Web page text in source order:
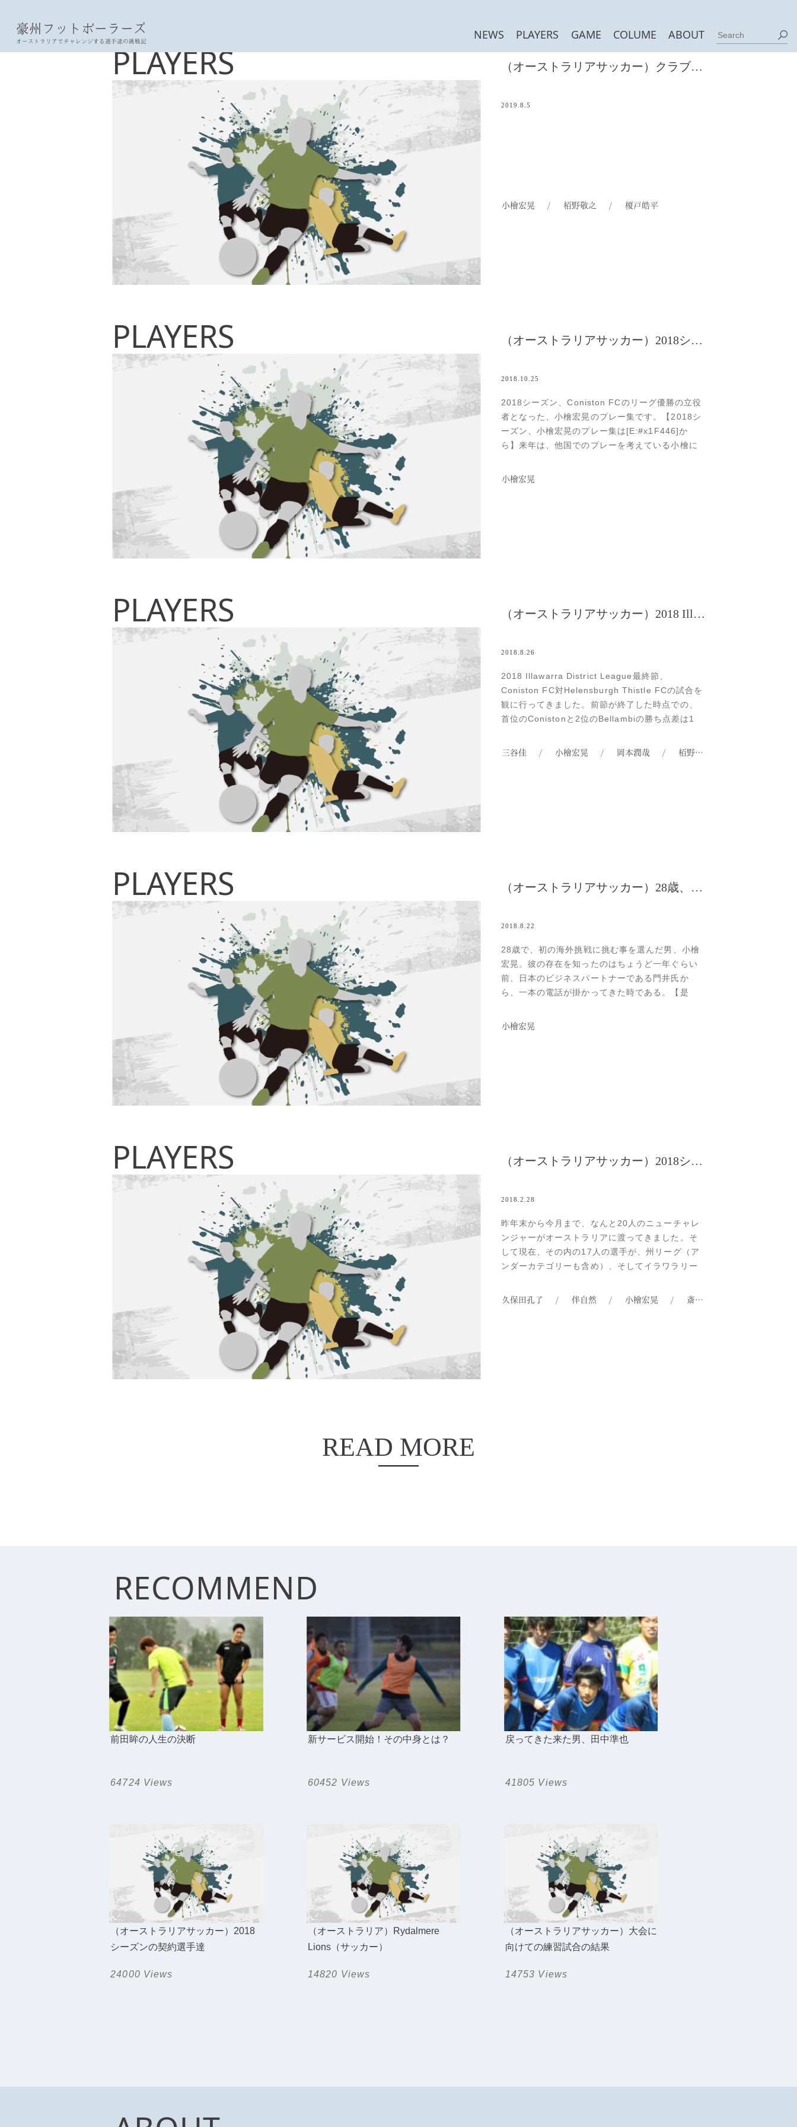
豪州フットボーラーズ
オーストラリアでチャレンジする選手達の挑戦記 NEWS PLAYERS GAME COLUME ABOUT
PLAYERS （オーストラリアサッカー）クラブを昇格に導いた二人の男たちの、新たな挑戦
2019.8.5
小檜宏晃 / 栢野敬之 / 榎戸皓平
PLAYERS （オーストラリアサッカー）2018シーズン、小檜宏晃プレー集
2018.10.25
2018シーズン、Coniston FCのリーグ優勝の立役
者となった、小檜宏晃のプレー集です。【2018シ
ーズン、小檜宏晃のプレー集は[E:#x1F446]か
ら】来年は、他国でのプレーを考えている小檜に
ソリューションズ】では、オーストラリアでのサ
小檜宏晃
PLAYERS （オーストラリアサッカー）2018 Illawarra District League最終節
2018.8.26
2018 Illawarra District League最終節、
Coniston FC対Helensburgh Thistle FCの試合を
観に行ってきました。前節が終了した時点での、
首位のConistonと2位のBellambiの勝ち点差は1
格、引き分け以下は、Bellambiの結果次第という
三谷佳 / 小檜宏晃 / 岡本潤哉 / 栢野敬之
PLAYERS （オーストラリアサッカー）28歳、小檜宏晃の海外初挑戦
2018.8.22
28歳で、初の海外挑戦に挑む事を選んだ男、小檜
宏晃。彼の存在を知ったのはちょうど一年ぐらい
前、日本のビジネスパートナーである門井氏か
ら、一本の電話が掛かってきた時である。【是
奴がいるんですよ】彼から話を聞くと、高校時代
小檜宏晃
PLAYERS （オーストラリアサッカー）2018シーズンの契約選手達
2018.2.28
昨年末から今月まで、なんと20人のニューチャレ
ンジャーがオーストラリアに渡ってきました。そ
して現在、その内の17人の選手が、州リーグ（ア
ンダーカテゴリーも含め）、そしてイラワラリー
中には所属チームが決まりそうです。今回は、そ
久保田孔了 / 伴自然 / 小檜宏晃 / 斎藤碧斗
READ MORE
RECOMMEND
前田眸の人生の決断
64724 Views
新サービス開始！その中身とは？
60452 Views
戻ってきた来た男、田中準也
41805 Views
（オーストラリアサッカー）2018
シーズンの契約選手達
24000 Views
（オーストラリア）Rydalmere
Lions（サッカー）
14820 Views
（オーストラリアサッカー）大会に
向けての練習試合の結果
14753 Views